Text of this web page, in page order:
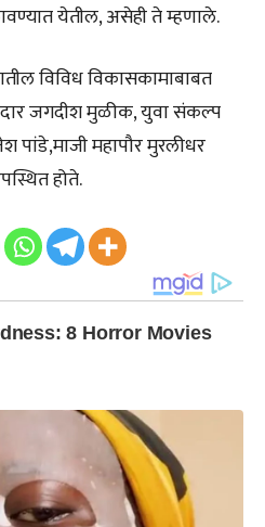
येतील, असेही ते म्हणाले.
विविध विकासकामाबाबत
जगदीश मुळीक, युवा संकल्प
पांडे,माजी महापौर मुरलीधर
होते.